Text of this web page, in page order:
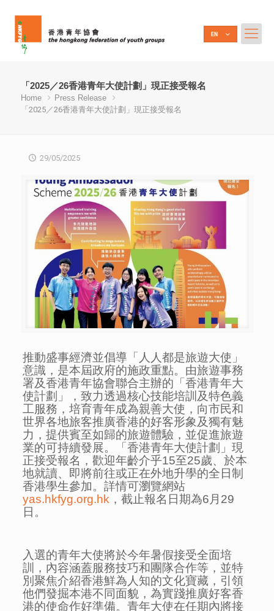
「2025／26香港青年大使計劃」現正接受報名
Home
Press Release
「2025／26香港青年大使計劃」現正接受報名
29/05/2025
推動盛事經濟並倡導「人人都是旅遊大使」
意識，是本屆政府的施政重點。由旅遊事務
署及香港青年協會聯合主辦的「香港青年大
使計劃」，致力透過核心技能培訓及特色義
工服務，培育青年成為親善大使，向市民和
世界各地旅客推廣香港的好客形象及獨有魅
力，提供賓至如歸的旅遊體驗，並促進旅遊
業的可持續發展。「香港青年大使計劃」現
正接受報名，歡迎年齡介乎15至25歲、於本
地就讀、即將前往或正在外地升學的全日制
香港學生參加。詳情可瀏覽網站
yas.hkfyg.org.hk ，截止報名日期為6月29
日。
入選的青年大使將於今年暑假接受全面培
訓，內容涵蓋服務技巧和團隊合作等，並特
別聚焦介紹香港鮮為人知的文化寶藏，引領
他們發掘本港不同面貌，為實踐推廣好客香
港的使命作好準備。青年大使在任期內將接